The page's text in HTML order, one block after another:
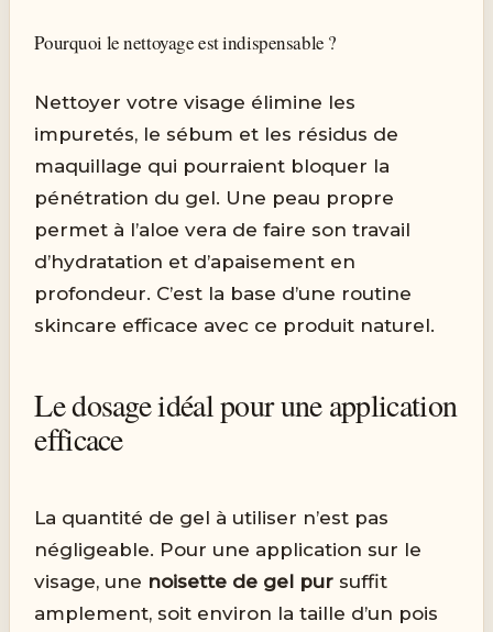
Pourquoi le nettoyage est indispensable ?
Nettoyer votre visage élimine les
impuretés, le sébum et les résidus de
maquillage qui pourraient bloquer la
pénétration du gel. Une peau propre
permet à l’aloe vera de faire son travail
d’hydratation et d’apaisement en
profondeur. C’est la base d’une routine
skincare efficace avec ce produit naturel.
Le dosage idéal pour une application
efficace
La quantité de gel à utiliser n’est pas
négligeable. Pour une application sur le
visage, une noisette de gel pur suffit
amplement, soit environ la taille d’un pois